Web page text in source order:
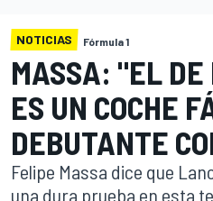
NOTICIAS Fórmula 1
MASSA: "EL DE
ES UN COCHE
DEBUTANTE
Felipe Massa dice que
una dura prueba en esta